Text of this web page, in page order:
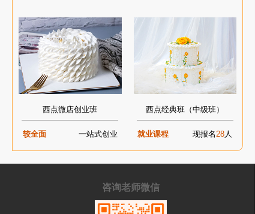
西点微店创业班
较全面 一站式创业
西点经典班（中级班）
就业课程 现报名28人
咨询老师微信